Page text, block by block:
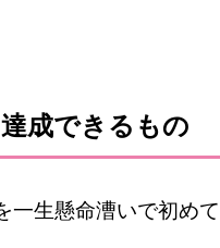
成できるもの
一生懸命漕いで初めて